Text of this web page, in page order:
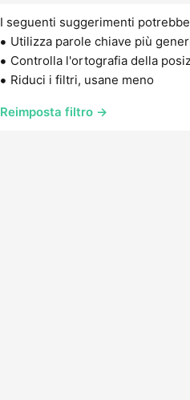
I seguenti suggerimenti
Utilizza parole chiave più
Controlla l'ortografia della
Riduci i filtri, usane meno
Reimposta filtro →